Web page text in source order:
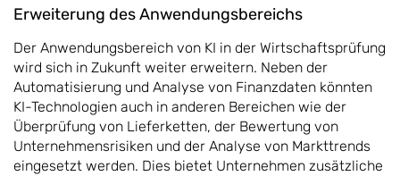
Erweiterung des Anwendungsbereichs
Der Anwendungsbereich von KI in der Wirtschaftsprüfung
wird sich in Zukunft weiter erweitern. Neben der
Automatisierung und Analyse von Finanzdaten könnten
KI-Technologien auch in anderen Bereichen wie der
Überprüfung von Lieferketten, der Bewertung von
Unternehmensrisiken und der Analyse von Markttrends
eingesetzt werden. Dies bietet Unternehmen zusätzliche